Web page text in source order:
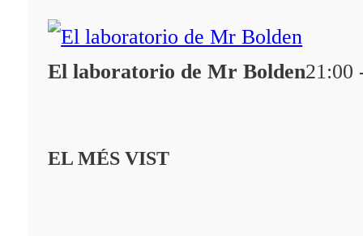
Fes-te'n soci!
El laboratorio de Mr Bolden21:00
EL MÉS VIST